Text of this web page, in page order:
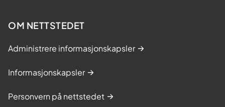
OM NETTSTEDET
Administrere informasjonskapsler
Informasjonskapsler
Personvern på nettstedet